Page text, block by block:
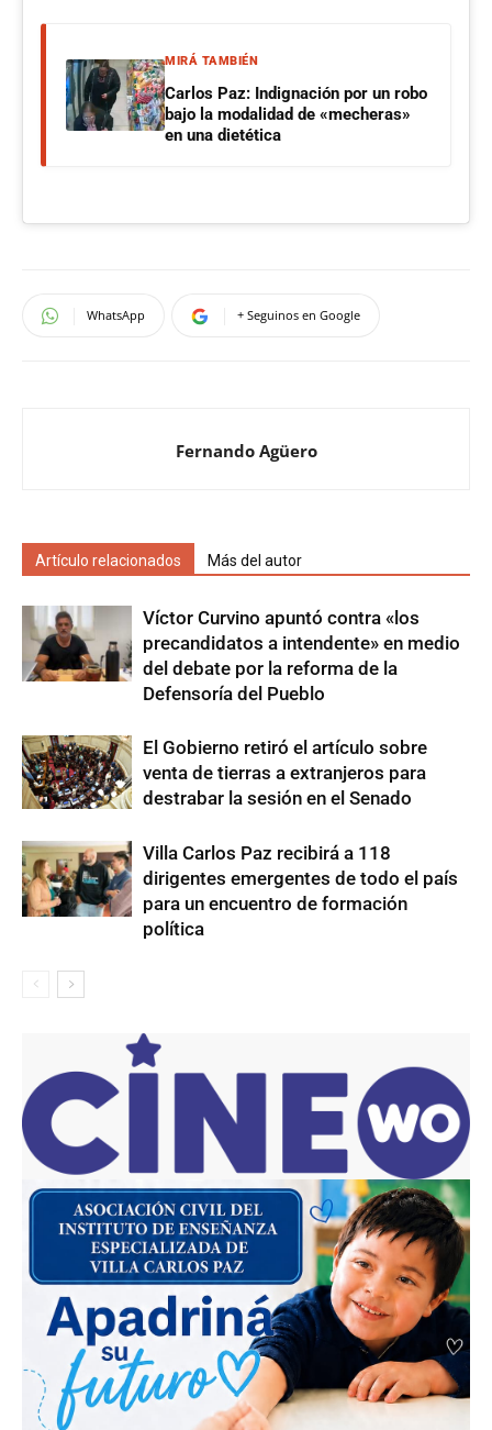
MIRÁ TAMBIÉN
Carlos Paz: Indignación por un robo
bajo la modalidad de «mecheras»
en una dietética
WhatsApp + Seguinos en Google
Fernando Agüero
Artículo relacionados Más del autor
Víctor Curvino apuntó contra «los
precandidatos a intendente» en medio
del debate por la reforma de la
Defensoría del Pueblo
El Gobierno retiró el artículo sobre
venta de tierras a extranjeros para
destrabar la sesión en el Senado
Villa Carlos Paz recibirá a 118
dirigentes emergentes de todo el país
para un encuentro de formación
política